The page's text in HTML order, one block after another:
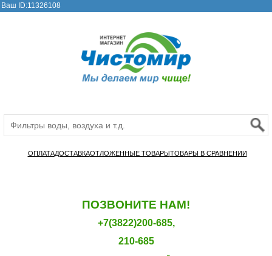
Ваш ID:11326108
ОПЛАТАДОСТАВКАОТЛОЖЕННЫЕ ТОВАРЫТОВАРЫ В СРАВНЕНИИ
ПОЗВОНИТЕ НАМ!
+7(3822)200-685,
210-685